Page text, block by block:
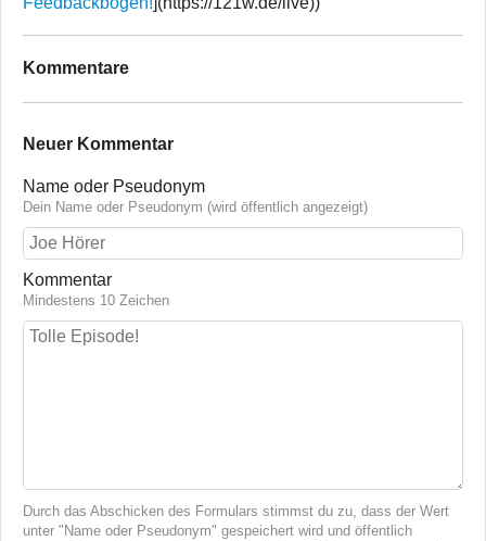
Kommentare
Neuer Kommentar
Name oder Pseudonym
Dein Name oder Pseudonym (wird öffentlich angezeigt)
Kommentar
Mindestens 10 Zeichen
Durch das Abschicken des Formulars stimmst du zu, dass der Wert
unter "Name oder Pseudonym" gespeichert wird und öffentlich